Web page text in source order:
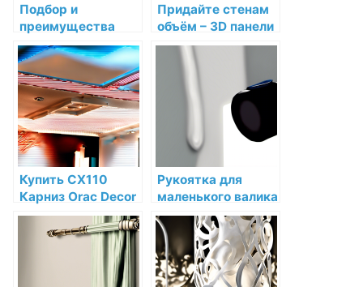
Подбор и
преимущества
акриловых ванн
для вашей ванной
комнаты
Придайте стенам
объём – 3D панели
от Orac Генерация
кода из названия
Купить CX110
Карниз Orac Decor
Дюрополимер
Orac Decor по
Рукоятка для
маленького валика
Sherwin Willaims
10 см для красок
Sherwin-Williams
купить по низкой
цене в СПб